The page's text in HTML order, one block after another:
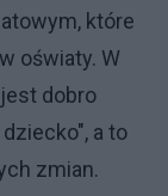
które
oświaty. W
dobro
a to
zmian.